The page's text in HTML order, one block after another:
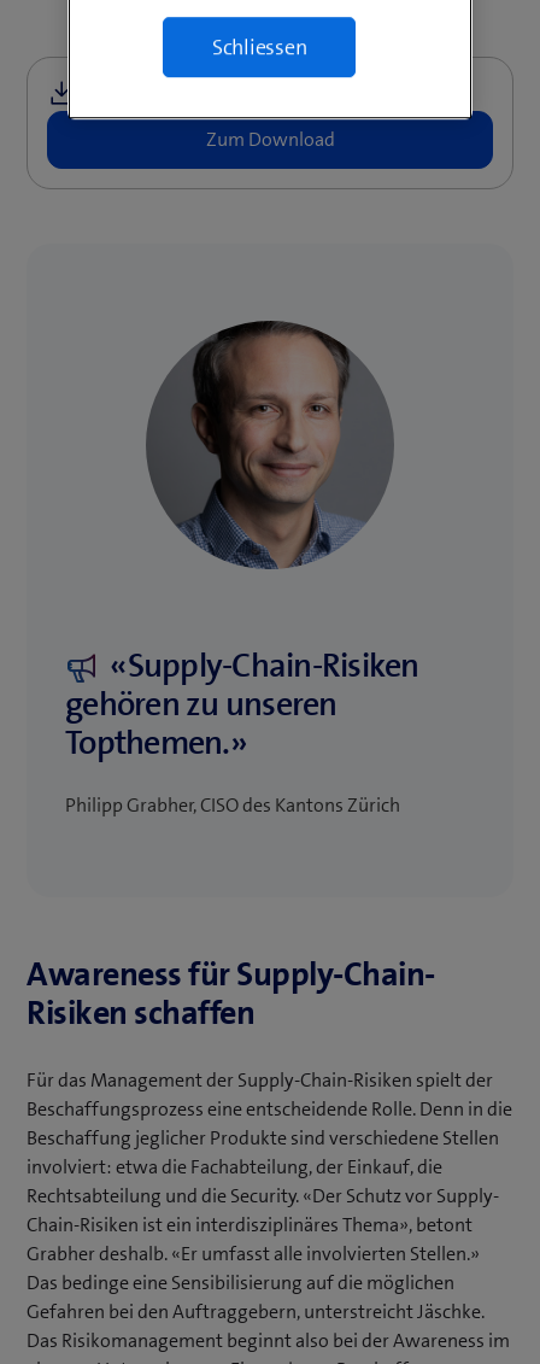
«Supply-Chain-Risiken
gehören zu unseren
Topthemen.»
Philipp Grabher, CISO des Kantons Zürich
Awareness für Supply-Chain-
Risiken schaffen
Für das Management der Supply-Chain-Risiken spielt der
Beschaffungsprozess eine entscheidende Rolle. Denn in die
Beschaffung jeglicher Produkte sind verschiedene Stellen
involviert: etwa die Fachabteilung, der Einkauf, die
Rechtsabteilung und die Security. «Der Schutz vor Supply-
Chain-Risiken ist ein interdisziplinäres Thema», betont
Grabher deshalb. «Er umfasst alle involvierten Stellen.»
Das bedinge eine Sensibilisierung auf die möglichen
Gefahren bei den Auftraggebern, unterstreicht Jäschke.
Das Risikomanagement beginnt also bei der Awareness im
Schliessen